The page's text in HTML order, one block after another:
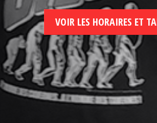
VOIR LES HORAIRES ET